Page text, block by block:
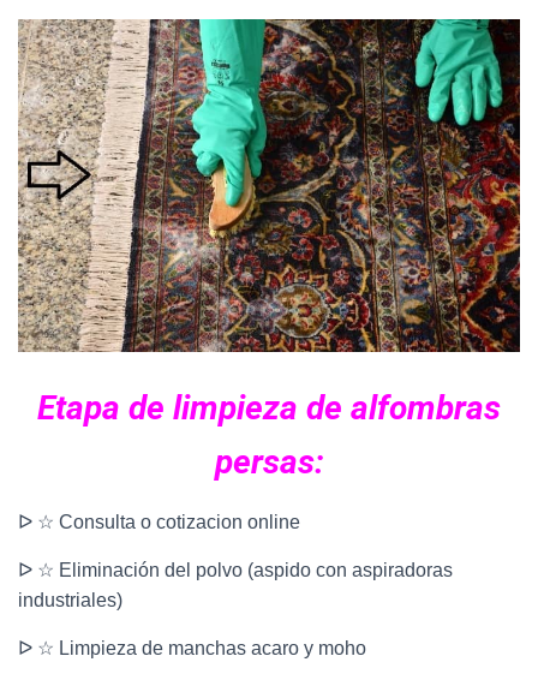
Etapa de limpieza de alfombras
persas:
ᐅ ☆ Consulta o cotizacion online
ᐅ ☆ Eliminación del polvo (aspido con aspiradoras
industriales)
ᐅ ☆ Limpieza de manchas acaro y moho